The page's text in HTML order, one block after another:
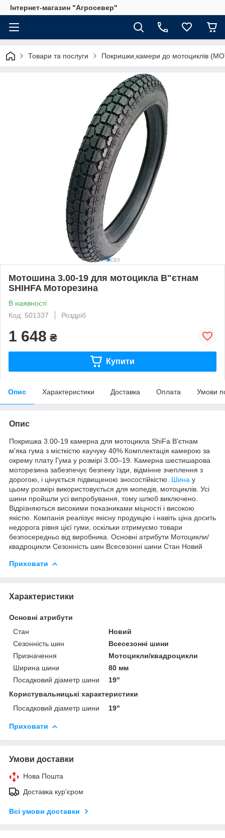
Інтернет-магазин "Агросевер"
Товари та послуги Покришки,камери до мотоциклів
Мотошина 3.00-19 для мотоцикла В"єтнам
SHIHFA Моторезина
В наявності
Код: 501337
Роздріб
1 648 ₴
Купити
Опис Характеристики Доставка Оплата Умови
Опис
Покришка 3.00-19 камерна для мотоцикла ShiFa В'єтнам
м'яка гума з місткістю каучуку 40% Комплектація камерою за
окрему плату Гума у ​​розмірі 3.00–19. Камерна шестишарова
моторезина забезпечує безпеку їзди, відмінне зчеплення з
дорогою, і цінується підвищеною зносостійкістю. Шина у
цьому розмірі використовується для мопедів, мотоциклів. Усі
шини пройшли усі випробування, тому шлюб виключено.
Відрізняються високими показниками міцності і високою
якістю. Компанія реалізує якісну продукцію і навіть ціна досить
недорога рівня цієї гуми, оскільки отримуємо товари
безпосередньо від виробника. Основні атрибути Мотоцикли/
квадроцикли Сезонність шин Всесезонні шини Стан Новий
Приховати
Характеристики
Основні атрибути
Стан
Новий
Сезонність шин
Всесезонні шини
Призначення
Мотоцикли/квадроцикли
Ширина шини
80 мм
Посадковий діаметр шини
19"
Користувальницькі характеристики
Посадковий діаметр шини
19"
Приховати
Умови доставки
Нова Пошта
Доставка кур'єром
Всі умови доставки